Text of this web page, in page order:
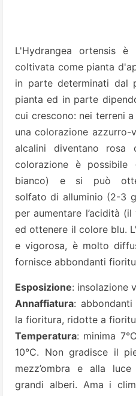
L'Hydrangea ortensis è
coltivata come pianta
in parte determinati dal
pianta ed in parte
cui crescono: nei terreni
una colorazione azzurro-
alcalini diventano
colorazione è
bianco) e si può
solfato di alluminio (2-3
per aumentare l’acidità
ed ottenere il colore blu.
e vigorosa, è molto
fornisce abbondanti
Esposizione: insolazione
Annaffiatura:
la fioritura, ridotte a
Temperatura: minima
10°C. Non gradisce il
mezz’ombra e alla
grandi alberi. Ama i